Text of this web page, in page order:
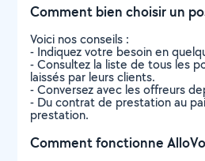
Comment bien choisir un
Voici nos conseils :
- Indiquez votre besoin en
- Consultez la liste de tous les
laissés par leurs clients.
- Conversez avec les offreurs
- Du contrat de prestation au
prestation.
Comment fonctionne